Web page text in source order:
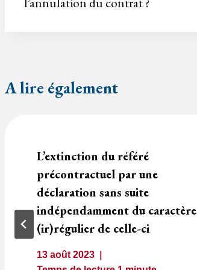
A lire également
L’extinction du référé
précontractuel par une
déclaration sans suite
indépendamment du caractère
(ir)régulier de celle-ci
13 août 2023